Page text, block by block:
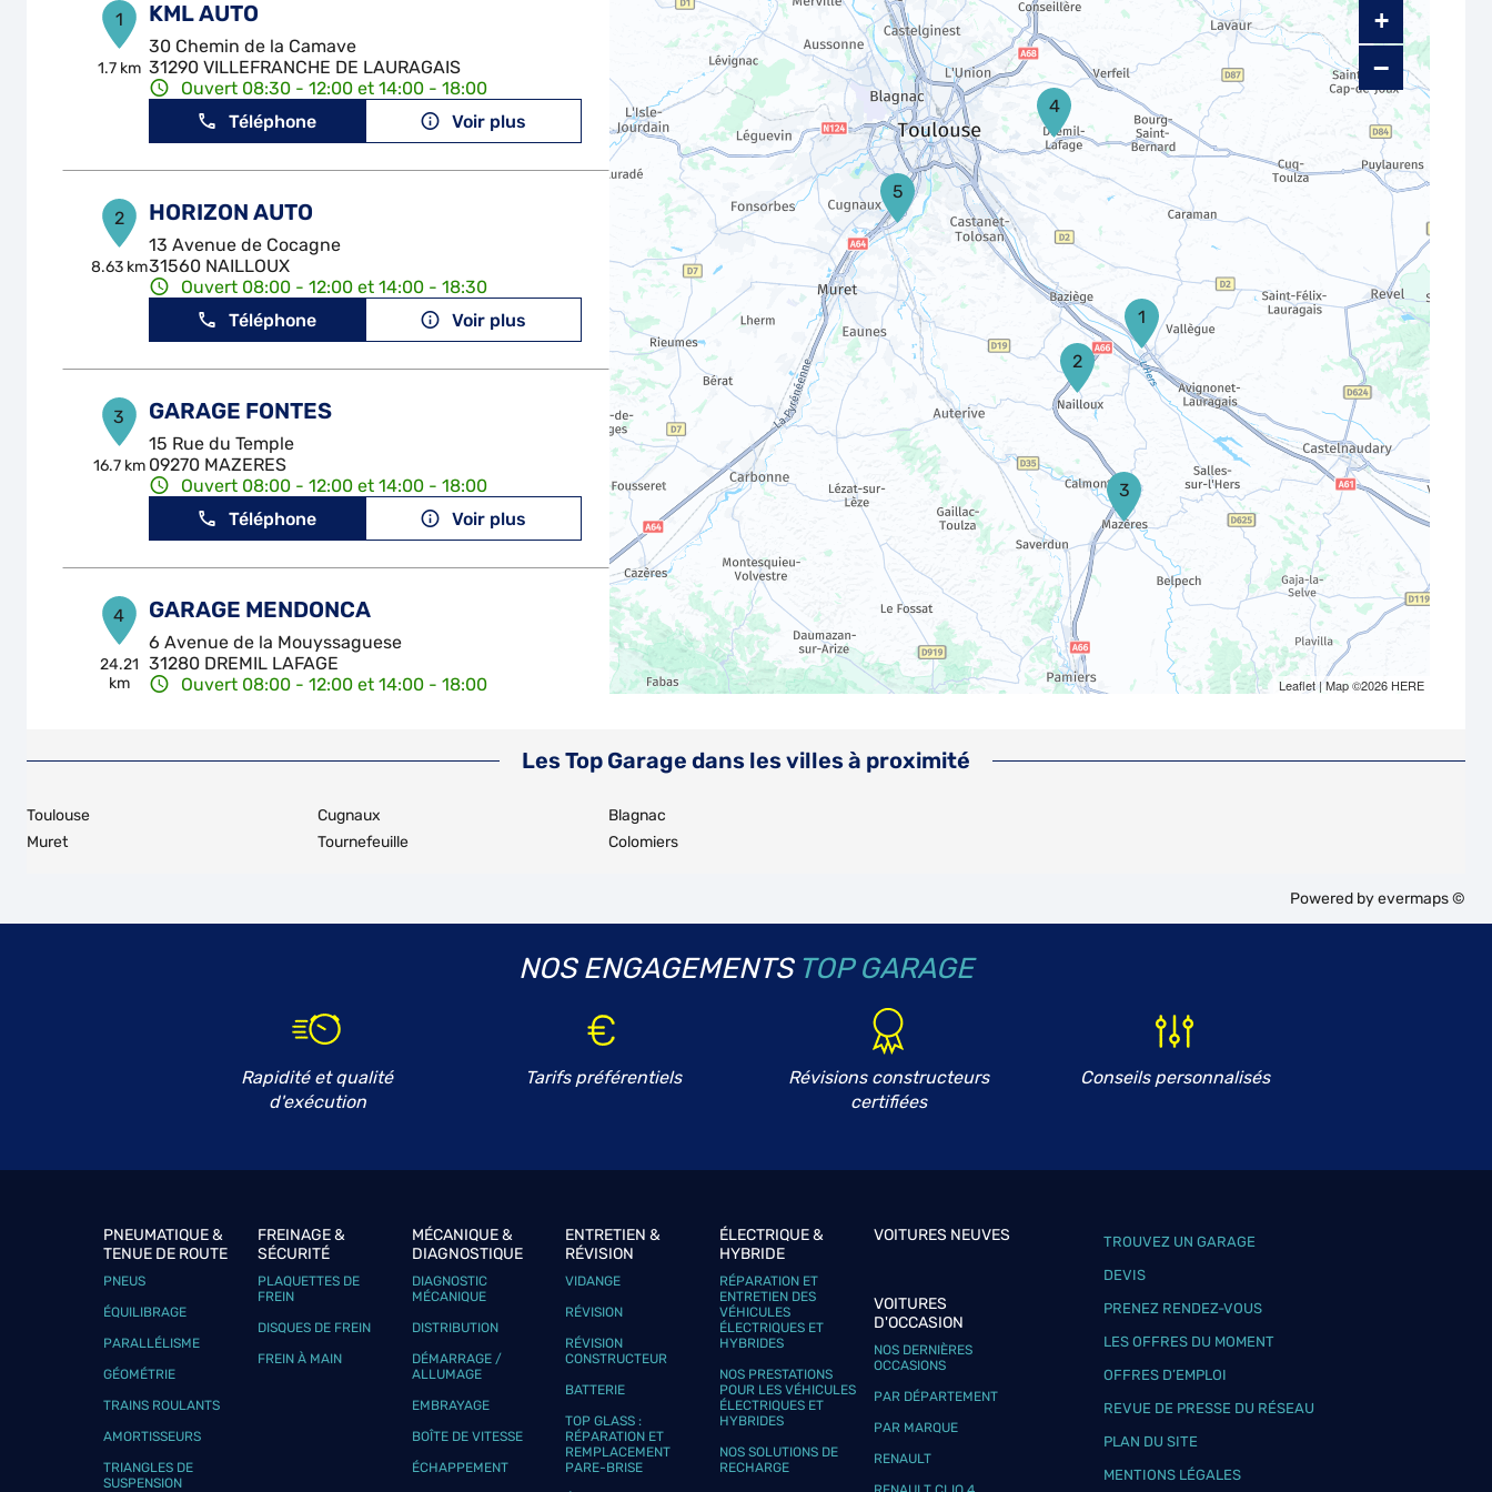
1
1.7 km
KML AUTO
30 Chemin de la Camave
31290 VILLEFRANCHE DE LAURAGAIS
Ouvert 08:30 - 12:00 et 14:00 - 18:00
Téléphone
Voir plus
2
8.63 km
HORIZON AUTO
13 Avenue de Cocagne
31560 NAILLOUX
Ouvert 08:00 - 12:00 et 14:00 - 18:30
Téléphone
Voir plus
3
16.7 km
GARAGE FONTES
15 Rue du Temple
09270 MAZERES
Ouvert 08:00 - 12:00 et 14:00 - 18:00
Téléphone
Voir plus
4
24.21
km
GARAGE MENDONCA
6 Avenue de la Mouyssaguese
31280 DREMIL LAFAGE
Ouvert 08:00 - 12:00 et 14:00 - 18:00
DELATRE ET FILS
2 bis rue des Crouzelles
5
4
3
2
1
+
−
Leaflet| Map ©2026 HERE
Les Top Garage dans les villes à proximité
Toulouse
Muret
Cugnaux
Tournefeuille
Blagnac
Colomiers
Powered byevermaps ©
NOS ENGAGEMENTS TOP GARAGE
Rapidité et qualité
d'exécution
Tarifs préférentiels
Révisions constructeurs
certifiées
Conseils personnalisés
PNEUMATIQUE &
TENUE DE ROUTE
PNEUS
ÉQUILIBRAGE
PARALLÉLISME
GÉOMÉTRIE
TRAINS ROULANTS
AMORTISSEURS
TRIANGLES DE
SUSPENSION
FREINAGE &
SÉCURITÉ
PLAQUETTES DE
FREIN
DISQUES DE FREIN
FREIN À MAIN
MÉCANIQUE &
DIAGNOSTIQUE
DIAGNOSTIC
MÉCANIQUE
DISTRIBUTION
DÉMARRAGE /
ALLUMAGE
EMBRAYAGE
BOÎTE DE VITESSE
ÉCHAPPEMENT
ENTRETIEN &
RÉVISION
VIDANGE
RÉVISION
RÉVISION
CONSTRUCTEUR
BATTERIE
TOP GLASS :
RÉPARATION ET
REMPLACEMENT
PARE-BRISE
ÉLECTRIQUE &
HYBRIDE
RÉPARATION ET
ENTRETIEN DES
VÉHICULES
ÉLECTRIQUES ET
HYBRIDES
NOS PRESTATIONS
POUR LES VÉHICULES
ÉLECTRIQUES ET
HYBRIDES
NOS SOLUTIONS DE
RECHARGE
VOITURES NEUVES
VOITURES
D'OCCASION
NOS DERNIÈRES
OCCASIONS
PAR DÉPARTEMENT
PAR MARQUE
RENAULT
TROUVEZ UN GARAGE
DEVIS
PRENEZ RENDEZ-VOUS
LES OFFRES DU MOMENT
OFFRES D’EMPLOI
REVUE DE PRESSE DU RÉSEAU
PLAN DU SITE
MENTIONS LÉGALES